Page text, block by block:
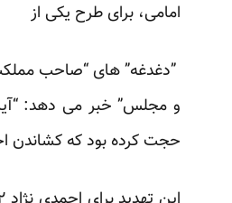
امامی، برای طرح یکی از
”دغدغه” های “صاحب
و مجلس” خبر می دهد:
حجت کرده بود که کشاندن